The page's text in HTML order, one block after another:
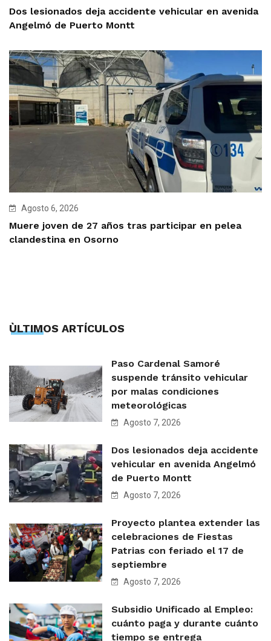
Dos lesionados deja accidente vehicular en avenida
Angelmó de Puerto Montt
Agosto 6, 2026
Muere joven de 27 años tras participar en pelea
clandestina en Osorno
ÙLTIMOS ARTÍCULOS
Paso Cardenal Samoré
suspende tránsito vehicular
por malas condiciones
meteorológicas
Agosto 7, 2026
Dos lesionados deja accidente
vehicular en avenida Angelmó
de Puerto Montt
Agosto 7, 2026
Proyecto plantea extender las
celebraciones de Fiestas
Patrias con feriado el 17 de
septiembre
Agosto 7, 2026
Subsidio Unificado al Empleo:
cuánto paga y durante cuánto
tiempo se entrega